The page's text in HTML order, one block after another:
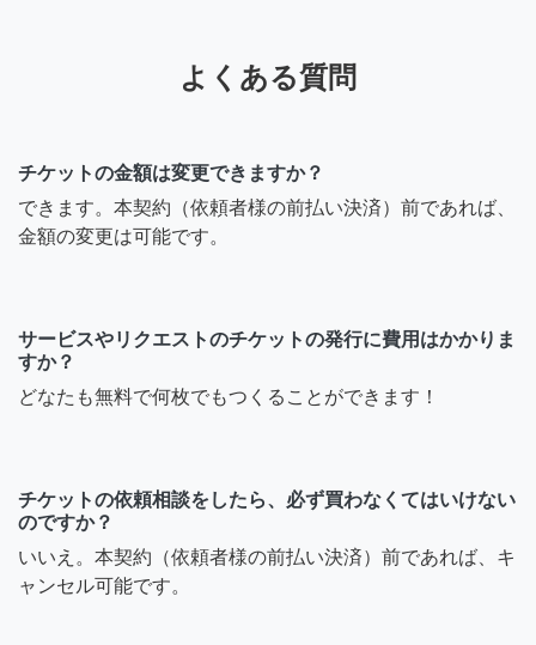
よくある質問
チケットの金額は変更できますか？
できます。本契約（依頼者様の前払い決済）前であれば、
金額の変更は可能です。
サービスやリクエストのチケットの発行に費用はかかりま
すか？
どなたも無料で何枚でもつくることができます！
チケットの依頼相談をしたら、必ず買わなくてはいけない
のですか？
いいえ。本契約（依頼者様の前払い決済）前であれば、キ
ャンセル可能です。